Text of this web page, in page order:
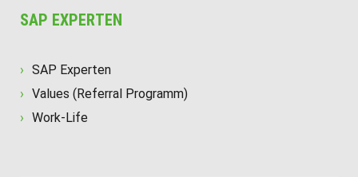
SAP EXPERTEN
SAP Experten
Values (Referral Programm)
Work-Life